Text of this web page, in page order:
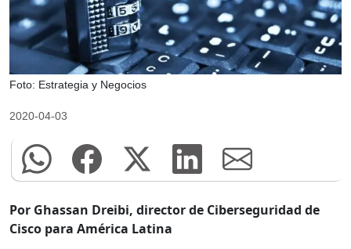
Foto: Estrategia y Negocios
2020-04-03
Por Ghassan Dreibi, director de Ciberseguridad de
Cisco para América Latina